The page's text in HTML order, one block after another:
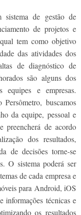
sistema de gestão de
de projetos e
tem como objetivo
das atividades dos
de diagnóstico de
são alguns dos
equipes e empresas.
buscamos
da equipe, pessoal e
preencherá de acordo
dos resultados,
de decisões torne-se
O sistema poderá ser
de cada empresa e
para Android, iOS
informações técnicas e
os resultados